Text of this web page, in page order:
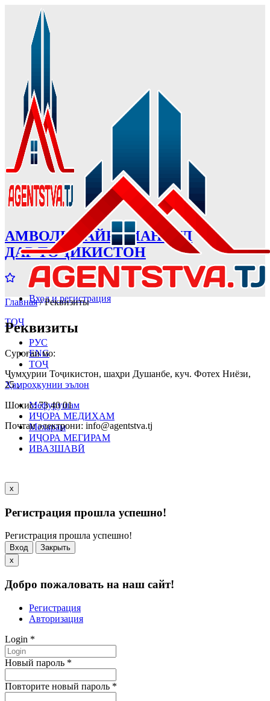
АМВОЛИ ҒАЙРИМАНҚУЛ
ДАР ТОҶИКИСТОН
Вход и регистрация
ТОҶ
РУС
ENG
ТОҶ
Ҳамроҳкунии эълон
Мефурушам
ИҶОРА МЕДИҲАМ
Мехарам
ИҶОРА МЕГИРАМ
ИВАЗШАВӢ
Главная/ Реквизиты
Реквизиты
Суроғаи мо:
Ҷумҳурии Тоҷикистон, шаҳри Душанбе, куч. Фотех Ниёзи,
25 ,
Шохис: 73 40 01
Почтаи электрони: info@agentstva.tj
x
Регистрация прошла успешно!
Регистрация прошла успешно!
Вход
Закрыть
x
Добро пожаловать на наш сайт!
Регистрация
Авторизация
Login *
Новый пароль *
Повторите новый пароль *